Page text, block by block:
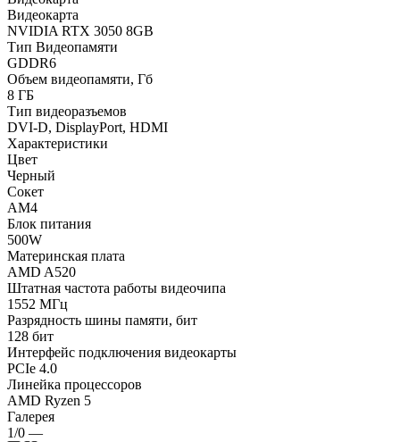
Видеокарта
NVIDIA RTX 3050 8GB
Тип Видеопамяти
GDDR6
Объем видеопамяти, Гб
8 ГБ
Тип видеоразъемов
DVI-D, DisplayPort, HDMI
Характеристики
Цвет
Черный
Сокет
AM4
Блок питания
500W
Материнская плата
AMD A520
Штатная частота работы видеочипа
1552 МГц
Разрядность шины памяти, бит
128 бит
Интерфейс подключения видеокарты
PCIe 4.0
Линейка процессоров
AMD Ryzen 5
Галерея
1/0 —